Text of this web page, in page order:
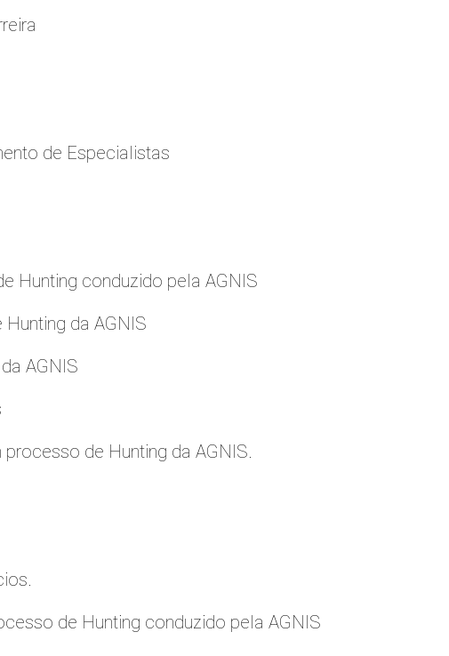
de Especialistas
Hunting conduzido pela AGNIS
da AGNIS
AGNIS
de Hunting da AGNIS.
de Hunting conduzido pela AGNIS